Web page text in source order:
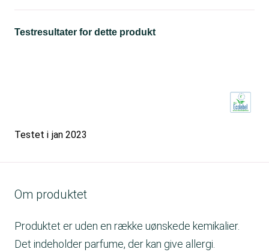
Testresultater for dette produkt
Testet i jan 2023
Om produktet
Produktet er uden en række uønskede kemikalier.
Det indeholder parfume, der kan give allergi.